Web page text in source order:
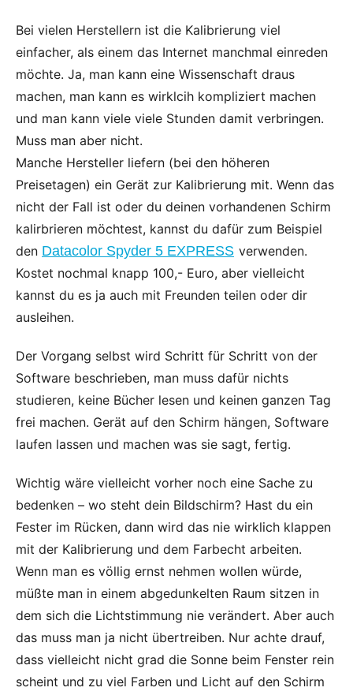
Bei vielen Herstellern ist die Kalibrierung viel
einfacher, als einem das Internet manchmal einreden
möchte. Ja, man kann eine Wissenschaft draus
machen, man kann es wirklcih kompliziert machen
und man kann viele viele Stunden damit verbringen.
Muss man aber nicht.
Manche Hersteller liefern (bei den höheren
Preisetagen) ein Gerät zur Kalibrierung mit. Wenn das
nicht der Fall ist oder du deinen vorhandenen Schirm
kalirbrieren möchtest, kannst du dafür zum Beispiel
den Datacolor Spyder 5 EXPRESS verwenden.
Kostet nochmal knapp 100,- Euro, aber vielleicht
kannst du es ja auch mit Freunden teilen oder dir
ausleihen.
Der Vorgang selbst wird Schritt für Schritt von der
Software beschrieben, man muss dafür nichts
studieren, keine Bücher lesen und keinen ganzen Tag
frei machen. Gerät auf den Schirm hängen, Software
laufen lassen und machen was sie sagt, fertig.
Wichtig wäre vielleicht vorher noch eine Sache zu
bedenken – wo steht dein Bildschirm? Hast du ein
Fester im Rücken, dann wird das nie wirklich klappen
mit der Kalibrierung und dem Farbecht arbeiten.
Wenn man es völlig ernst nehmen wollen würde,
müßte man in einem abgedunkelten Raum sitzen in
dem sich die Lichtstimmung nie verändert. Aber auch
das muss man ja nicht übertreiben. Nur achte drauf,
dass vielleicht nicht grad die Sonne beim Fenster rein
scheint und zu viel Farben und Licht auf den Schirm